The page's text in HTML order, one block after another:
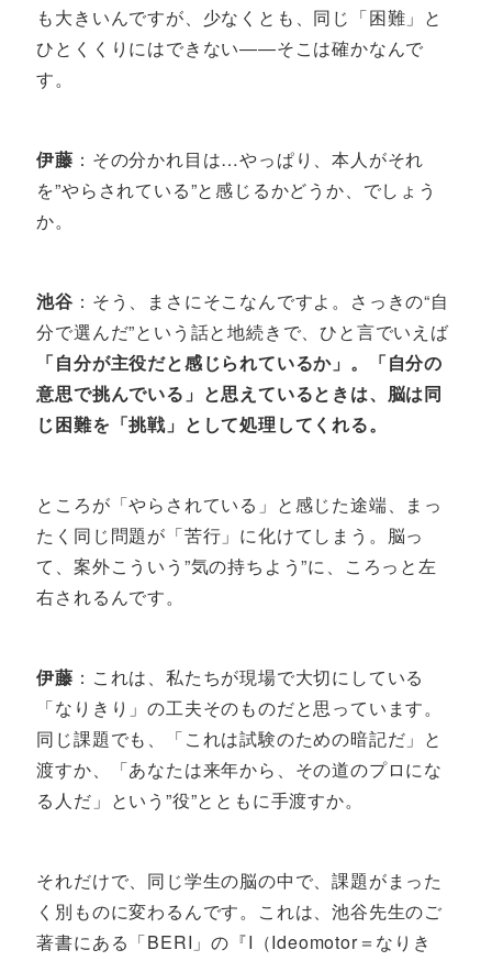
も大きいんですが、少なくとも、同じ「困難」と
ひとくくりにはできない――そこは確かなんで
す。
伊藤 ：その分かれ目は…やっぱり、本人がそれ
を”やらされている”と感じるかどうか、でしょう
か。
池谷 ：そう、まさにそこなんですよ。さっきの“自
分で選んだ”という話と地続きで、ひと言でいえば
「自分が主役だと感じられているか」。「自分の
意思で挑んでいる」と思えているときは、脳は同
じ困難を「挑戦」として処理してくれる。
ところが「やらされている」と感じた途端、まっ
たく同じ問題が「苦行」に化けてしまう。脳っ
て、案外こういう”気の持ちよう”に、ころっと左
右されるんです。
伊藤 ：これは、私たちが現場で大切にしている
「なりきり」の工夫そのものだと思っています。
同じ課題でも、「これは試験のための暗記だ」と
渡すか、「あなたは来年から、その道のプロにな
る人だ」という”役”とともに手渡すか。
それだけで、同じ学生の脳の中で、課題がまった
く別ものに変わるんです。これは、池谷先生のご
著書にある「BERI」の『I（Ideomotor＝なりき